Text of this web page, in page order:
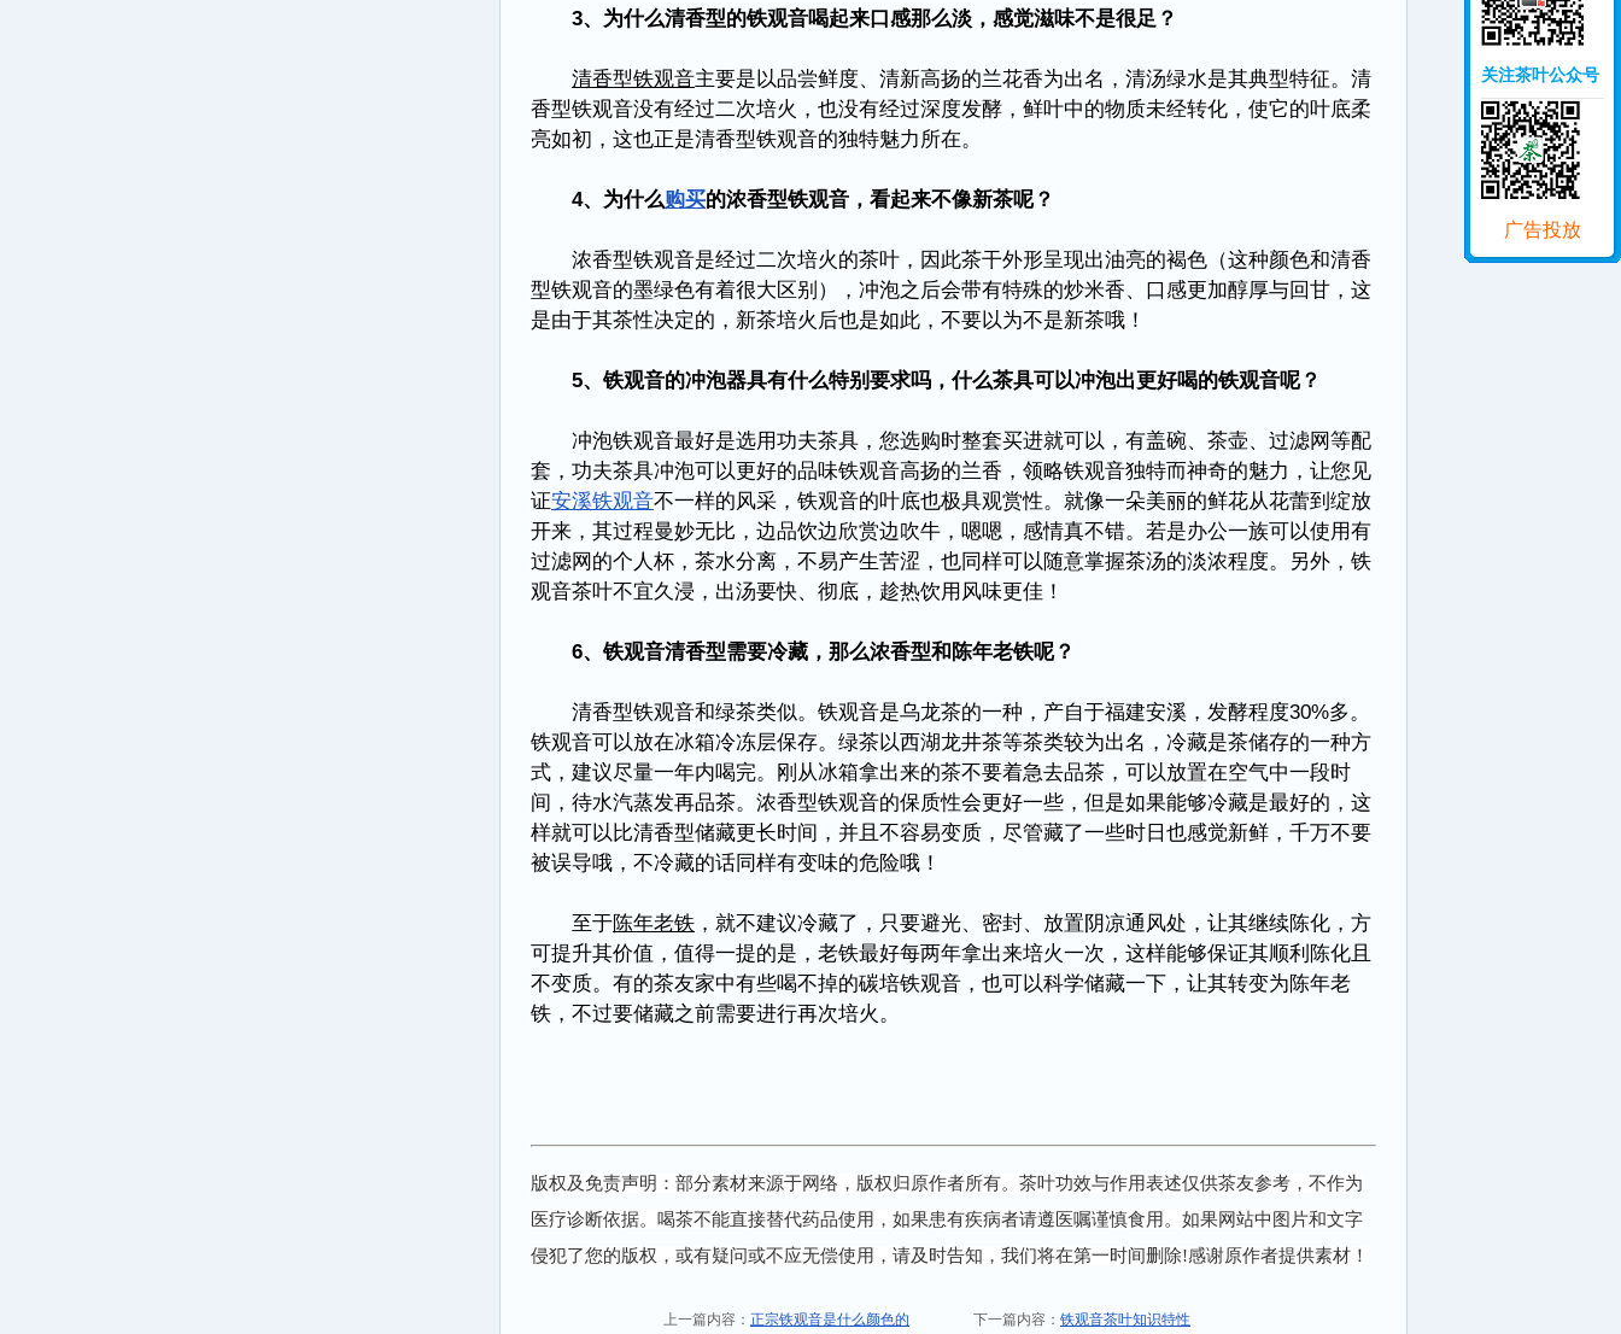
3、为什么清香型的铁观音喝起来口感那么淡，感觉滋味不是很足？
清香型铁观音主要是以品尝鲜度、清新高扬的兰花香为出名，清汤绿水是其典型特征。清
香型铁观音没有经过二次培火，也没有经过深度发酵，鲜叶中的物质未经转化，使它的叶底柔
亮如初，这也正是清香型铁观音的独特魅力所在。
4、为什么购买的浓香型铁观音，看起来不像新茶呢？
浓香型铁观音是经过二次培火的茶叶，因此茶干外形呈现出油亮的褐色（这种颜色和清香
型铁观音的墨绿色有着很大区别），冲泡之后会带有特殊的炒米香、口感更加醇厚与回甘，这
是由于其茶性决定的，新茶培火后也是如此，不要以为不是新茶哦！
5、铁观音的冲泡器具有什么特别要求吗，什么茶具可以冲泡出更好喝的铁观音呢？
冲泡铁观音最好是选用功夫茶具，您选购时整套买进就可以，有盖碗、茶壶、过滤网等配
套，功夫茶具冲泡可以更好的品味铁观音高扬的兰香，领略铁观音独特而神奇的魅力，让您见
证安溪铁观音不一样的风采，铁观音的叶底也极具观赏性。就像一朵美丽的鲜花从花蕾到绽放
开来，其过程曼妙无比，边品饮边欣赏边吹牛，嗯嗯，感情真不错。若是办公一族可以使用有
过滤网的个人杯，茶水分离，不易产生苦涩，也同样可以随意掌握茶汤的淡浓程度。另外，铁
观音茶叶不宜久浸，出汤要快、彻底，趁热饮用风味更佳！
6、铁观音清香型需要冷藏，那么浓香型和陈年老铁呢？
清香型铁观音和绿茶类似。铁观音是乌龙茶的一种，产自于福建安溪，发酵程度30%多。
铁观音可以放在冰箱冷冻层保存。绿茶以西湖龙井茶等茶类较为出名，冷藏是茶储存的一种方
式，建议尽量一年内喝完。刚从冰箱拿出来的茶不要着急去品茶，可以放置在空气中一段时
间，待水汽蒸发再品茶。浓香型铁观音的保质性会更好一些，但是如果能够冷藏是最好的，这
样就可以比清香型储藏更长时间，并且不容易变质，尽管藏了一些时日也感觉新鲜，千万不要
被误导哦，不冷藏的话同样有变味的危险哦！
至于陈年老铁 ，就不建议冷藏了，只要避光、密封、放置阴凉通风处，让其继续陈化，方
可提升其价值，值得一提的是，老铁最好每两年拿出来培火一次，这样能够保证其顺利陈化且
不变质。有的茶友家中有些喝不掉的碳培铁观音，也可以科学储藏一下，让其转变为陈年老
铁，不过要储藏之前需要进行再次培火。
版权及免责声明：部分素材来源于网络，版权归原作者所有。茶叶功效与作用表述仅供茶友参考，不作为
医疗诊断依据。喝茶不能直接替代药品使用，如果患有疾病者请遵医嘱谨慎食用。如果网站中图片和文字
侵犯了您的版权，或有疑问或不应无偿使用，请及时告知，我们将在第一时间删除!感谢原作者提供素材！
上一篇内容： 正宗铁观音是什么颜色的 下一篇内容： 铁观音茶叶知识特性
关注茶叶公众号
广告投放